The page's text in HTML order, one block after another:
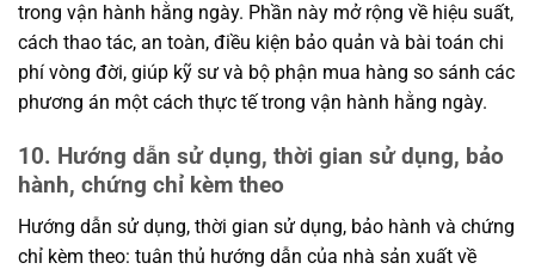
trong vận hành hằng ngày. Phần này mở rộng về hiệu suất,
cách thao tác, an toàn, điều kiện bảo quản và bài toán chi
phí vòng đời, giúp kỹ sư và bộ phận mua hàng so sánh các
phương án một cách thực tế trong vận hành hằng ngày.
10. Hướng dẫn sử dụng, thời gian sử dụng, bảo
hành, chứng chỉ kèm theo
Hướng dẫn sử dụng, thời gian sử dụng, bảo hành và chứng
chỉ kèm theo: tuân thủ hướng dẫn của nhà sản xuất về